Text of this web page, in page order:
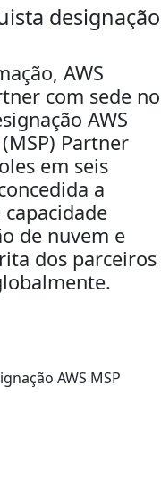
designação
AWS
com sede no
AWS
Partner
em seis
a
de nuvem e
dos parceiros